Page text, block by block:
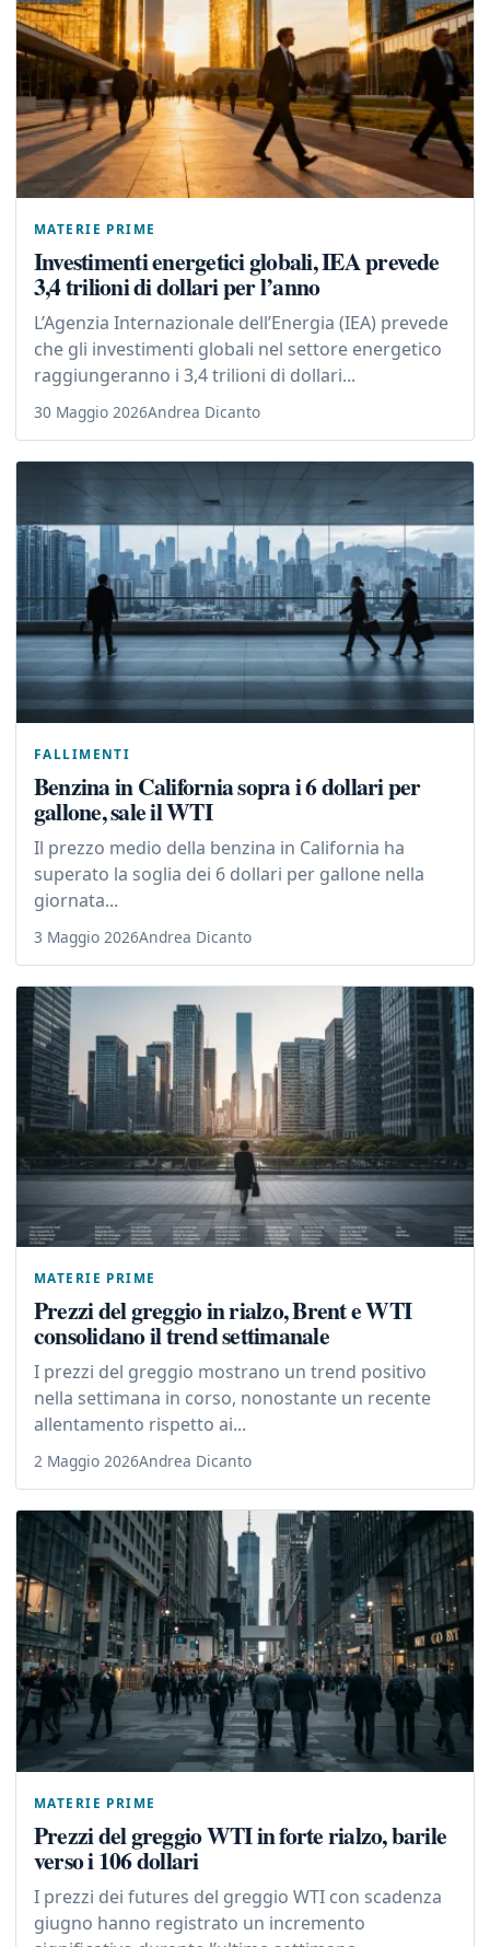
MATERIE PRIME
Investimenti energetici globali, IEA prevede
3,4 trilioni di dollari per l’anno
L’Agenzia Internazionale dell’Energia (IEA) prevede
che gli investimenti globali nel settore energetico
raggiungeranno i 3,4 trilioni di dollari...
30 Maggio 2026Andrea Dicanto
FALLIMENTI
Benzina in California sopra i 6 dollari per
gallone, sale il WTI
Il prezzo medio della benzina in California ha
superato la soglia dei 6 dollari per gallone nella
giornata...
3 Maggio 2026Andrea Dicanto
MATERIE PRIME
Prezzi del greggio in rialzo, Brent e WTI
consolidano il trend settimanale
I prezzi del greggio mostrano un trend positivo
nella settimana in corso, nonostante un recente
allentamento rispetto ai...
2 Maggio 2026Andrea Dicanto
MATERIE PRIME
Prezzi del greggio WTI in forte rialzo, barile
verso i 106 dollari
I prezzi dei futures del greggio WTI con scadenza
giugno hanno registrato un incremento